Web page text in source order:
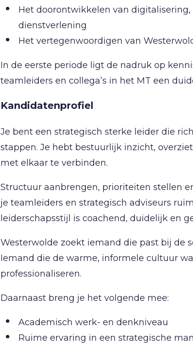
Het doorontwikkelen van
dienstverlening
Het vertegenwoordigen van
In de eerste periode ligt de nadruk op
teamleiders en collega’s in het MT een
Kandidatenprofiel
Je bent een strategisch sterke leider die
stappen. Je hebt bestuurlijk inzicht,
met elkaar te verbinden.
Structuur aanbrengen, prioriteiten stellen
je teamleiders en strategisch adviseurs
leiderschapsstijl is coachend, duidelijk en
Westerwolde zoekt iemand die past bij de
Iemand die de warme, informele cultuur
professionaliseren.
Daarnaast breng je het volgende mee:
Academisch werk- en denkniveau
Ruime ervaring in een strategische